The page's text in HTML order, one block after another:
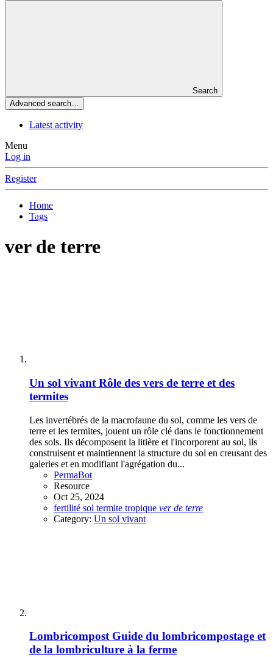
Search
Advanced search…
Latest activity
Menu
Log in
Register
Home
Tags
ver de terre
Un sol vivant Rôle des vers de terre et des
termites
Les invertébrés de la macrofaune du sol, comme les vers de
terre et les termites, jouent un rôle clé dans le fonctionnement
des sols. Ils décomposent la litière et l'incorporent au sol, ils
construisent et maintiennent la structure du sol en creusant des
galeries et en modifiant l'agrégation du...
PermaBot
Resource
Oct 25, 2024
fertilité sol termite tropique ver de terre
Category: Un sol vivant
Lombricompost Guide du lombricompostage et
de la lombriculture à la ferme